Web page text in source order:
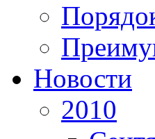
Новости
2010